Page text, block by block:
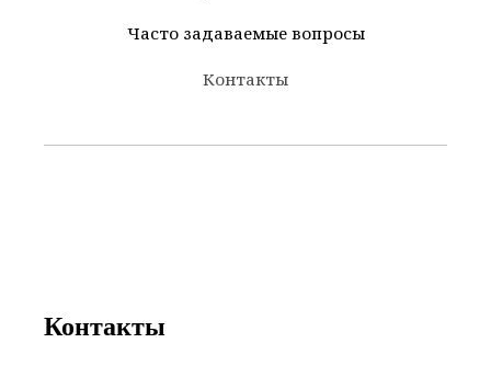
Часто задаваемые вопросы
Контакты
Контакты